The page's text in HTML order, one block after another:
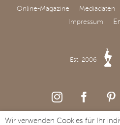
Eine Wohnung aus den
vom Münchner Studio
und in ein stylisches
Online-Magazine
Mediadaten
Impressum
Est. 2006
Wir verwenden Cookies für Ihr